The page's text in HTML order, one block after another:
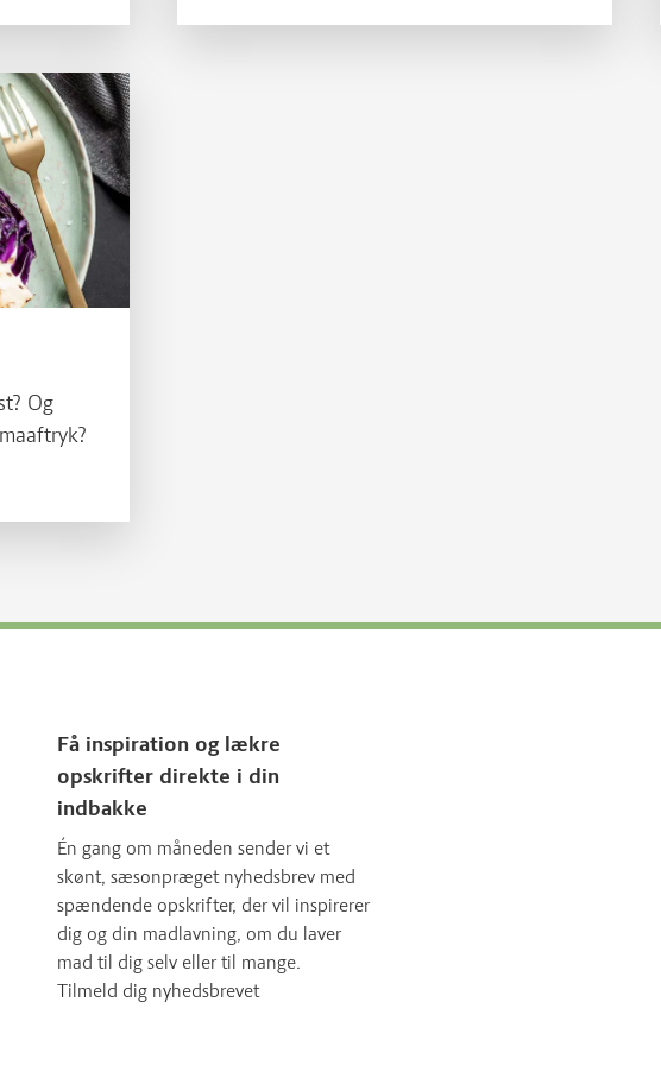
Og
Få inspiration og lækre
opskrifter direkte i din
indbakke
Én gang om måneden sender vi et
skønt, sæsonpræget nyhedsbrev med
spændende opskrifter, der vil inspirerer
dig og din madlavning, om du laver
mad til dig selv eller til mange.
Tilmeld dig nyhedsbrevet